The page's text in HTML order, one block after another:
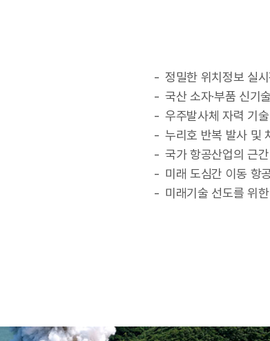
정밀한 위치정보 실
국산 소자·부품 신기
우주발사체 자력 기
누리호 반복 발사 및
국가 항공산업의 근
미래 도심간 이동 항
미래기술 선도를 위